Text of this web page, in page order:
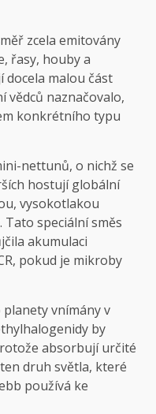
zcela emitovány
řasy, houby a
malou část
vědců naznačovalo,
konkrétního typu
nettunů, o nichž se
hostují globální
vysokotlakou
speciální směs
akumulaci
pokud je mikroby
planety vnímány v
by
absorbují určité
druh světla, které
používá ke